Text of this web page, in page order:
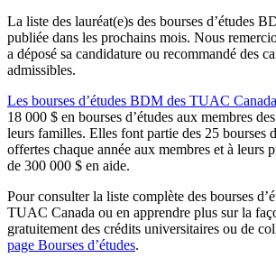
La liste des lauréat(e)s des bourses d’études
publiée dans les prochains mois. Nous
a déposé sa candidature ou recommandé des
admissibles.
Les bourses d’études BDM des TUAC Canada
18 000 $ en bourses d’études aux membres
leurs familles. Elles font partie des 25 bourses
offertes chaque année aux membres et à leurs
de 300 000 $ en aide.
Pour consulter la liste complète des bourses
TUAC Canada ou en apprendre plus sur la
gratuitement des crédits universitaires ou de
page Bourses d’études.